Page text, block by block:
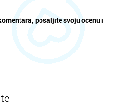
pošaljite svoju ocenu i